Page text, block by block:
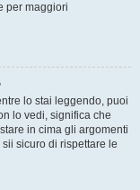
per maggiori
lo stai leggendo, puoi
lo vedi, significa che
in cima gli argomenti
sicuro di rispettare le